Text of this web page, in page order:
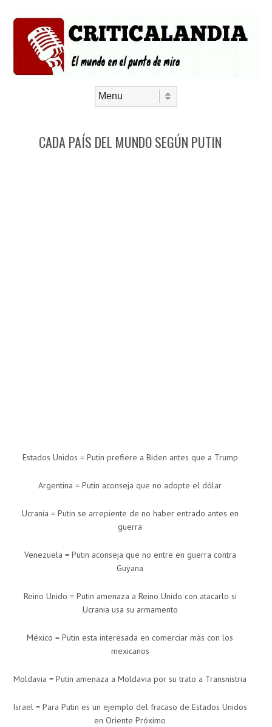
CADA PAÍS DEL MUNDO SEGÚN PUTIN
Estados Unidos = Putin prefiere a Biden antes que a Trump
Argentina = Putin aconseja que no adopte el dólar
Ucrania = Putin se arrepiente de no haber entrado antes en
guerra
Venezuela = Putin aconseja que no entre en guerra contra
Guyana
Reino Unido = Putin amenaza a Reino Unido con atacarlo si
Ucrania usa su armamento
México = Putin esta interesada en comerciar más con los
mexicanos
Moldavia = Putin amenaza a Moldavia por su trato a Transnistria
Israel = Para Putin es un ejemplo del fracaso de Estados Unidos
en Oriente Próximo